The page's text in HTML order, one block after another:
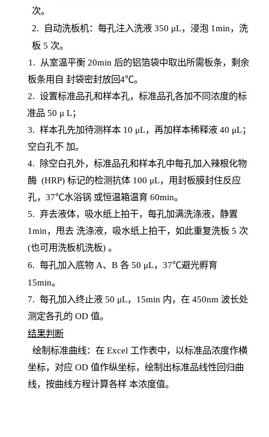
次。
2.
自动洗板机：每孔注入洗液 350 μL，浸泡 1min，洗
板 5 次。
1 . 从室温平衡 20min 后的铝箔袋中取出所需板条，剩余
板条用自 封袋密封放回4℃。
2. 设置标准品孔和样本孔，标准品孔各加不同浓度的标
准品 50 μ L；
3. 样本孔先加待测样本 10 μL，再加样本稀释液 40 μL；
空白孔不 加。
4.
除空白孔外，标准品孔和样本孔中每孔加入辣根化物
酶 (HRP) 标记的检测抗体 100 μL，用封板膜封住反应
孔， 37℃水浴锅 或恒温箱温育60min。
5. 弃去液体，吸水纸上拍干，每孔加满洗涤液，静置
1min，甩去 洗涤液，吸水纸上拍干，如此重复洗板 5 次
(也可用洗板机洗板) 。
6. 每孔加入底物A、B 各 50 μL，37℃避光孵育
15min。
7. 每孔加入终止液 50 μL， 15min 内，在450nm 波长处
测定各孔的 OD 值。
结果判断
绘制标准曲线：在 Excel 工作表中，以标准品浓度作横
坐标，对应OD 值作纵坐标，绘制出标准品线性回归曲
线，按曲线方程计算各样 本浓度值。